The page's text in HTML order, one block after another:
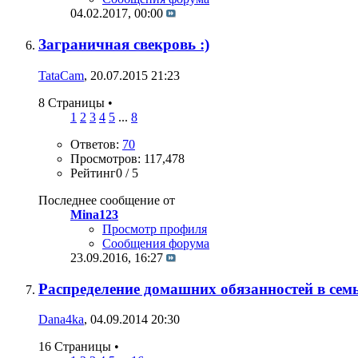
04.02.2017, 00:00
Заграничная свекровь :)
TataCam, 20.07.2015 21:23
8 Страницы •
1 2 3 4 5 ... 8
Ответов: 70
Просмотров: 117,478
Рейтинг0 / 5
Последнее сообщение от
Mina123
Просмотр профиля
Сообщения форума
23.09.2016, 16:27
Распределение домашних обязанностей в
Dana4ka, 04.09.2014 20:30
16 Страницы •